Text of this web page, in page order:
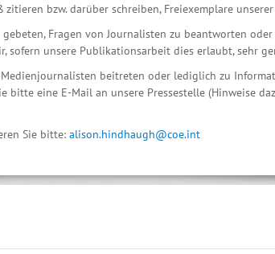
bzw. darüber schreiben, Freiexemplare
Fragen von Journalisten zu beantworten
sofern unsere Publikationsarbeit dies erlaubt, sehr
beitreten oder lediglich zu
bitte eine E-Mail an unsere Pressestelle (Hinweise
Sie bitte: alison.hindhaugh@coe.int